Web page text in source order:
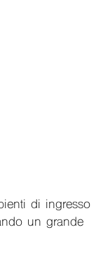
di ingresso
un grande